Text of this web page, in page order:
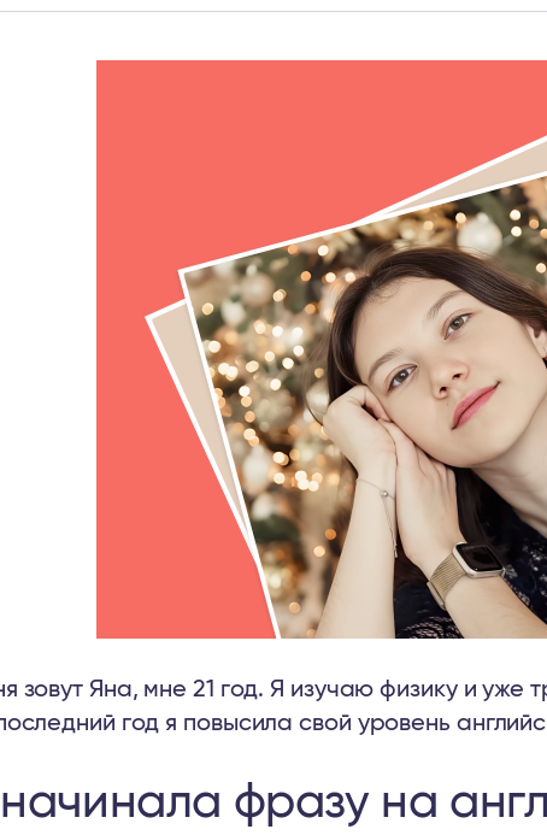
зовут Яна, мне 21 год. Я изучаю физику и уже
год я повысила свой уровень
фразу на